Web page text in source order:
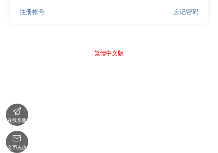
忘记密码
注册帐号
繁體中文版

在线客服

金币充值